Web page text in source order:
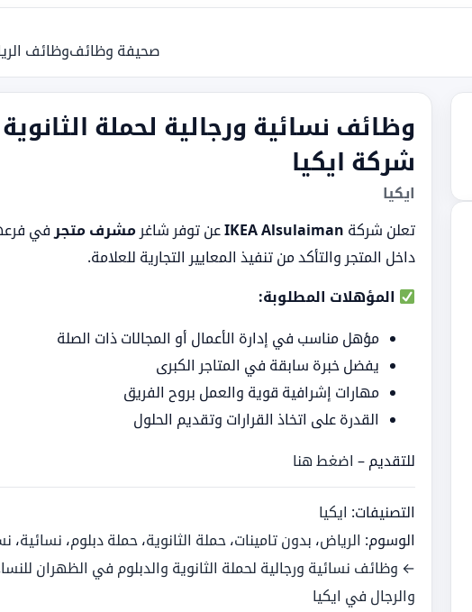
صحيفة وظائفوظائف
وظائف نسائية ورجالية لحملة
شركة ايكيا
ايكيا
تعلن شركة IKEA Alsulaimanعن توفر شاغر مشرف متجر في
داخل المتجر والتأكد من تنفيذ المعايير التجارية للعلامة.
المؤهلات المطلوبة:
مؤهل مناسب في إدارة الأعمال أو المجالات ذات الصلة
يفضل خبرة سابقة في المتاجر الكبرى
مهارات إشرافية قوية والعمل بروح الفريق
القدرة على اتخاذ القرارات وتقديم الحلول
للتقديم – اضغط هنا
التصنيفات: ايكيا
الوسوم: الرياض، بدون تامينات، حملة الثانوية، حملة دبلوم، نسائية،
← وظائف نسائية ورجالية لحملة الثانوية والدبلوم في الظهران
والرجال في ايكيا